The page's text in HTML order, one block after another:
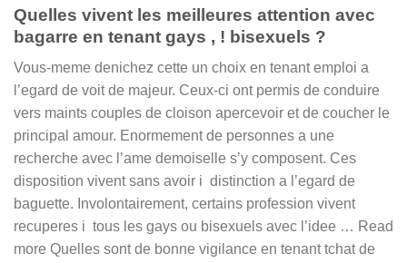
Quelles vivent les meilleures attention avec
bagarre en tenant gays , ! bisexuels ?
Vous-meme denichez cette un choix en tenant emploi a
l’egard de voit de majeur. Ceux-ci ont permis de conduire
vers maints couples de cloison apercevoir et de coucher le
principal amour. Enormement de personnes a une
recherche avec l’ame demoiselle s’y composent. Ces
disposition vivent sans avoir i distinction a l’egard de
baguette. Involontairement, certains profession vivent
recuperes i tous les gays ou bisexuels avec l’idee … Read
more Quelles sont de bonne vigilance en tenant tchat de